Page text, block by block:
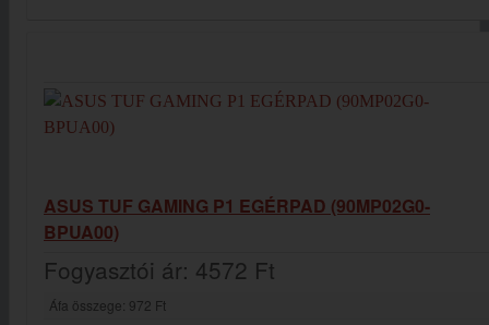
ASUS TUF GAMING P1 EGÉRPAD (90MP02G0-
BPUA00)
Fogyasztói ár: 4572 Ft
Áfa összege: 972 Ft